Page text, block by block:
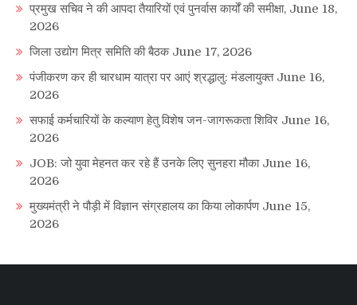
प्रमुख सचिव ने की आपदा तैयारियों एवं पुनर्वास कार्यों की समीक्षा, June 18,
2026
जिला उद्योग मित्र समिति की बैठक June 17, 2026
पंजीकरण कर ही चारधाम यात्रा पर आएं श्रद्धालु: मंडलायुक्त June 16,
2026
सफाई कर्मचारियों के कल्याण हेतु विशेष जन-जागरूकता शिविर June 16,
2026
JOB: जो युवा मेहनत कर रहे हैं उनके लिए सुनहरा मौका June 16,
2026
मुख्यमंत्री ने पौड़ी में विज्ञान संग्रहालय का किया लोकार्पण June 15,
2026